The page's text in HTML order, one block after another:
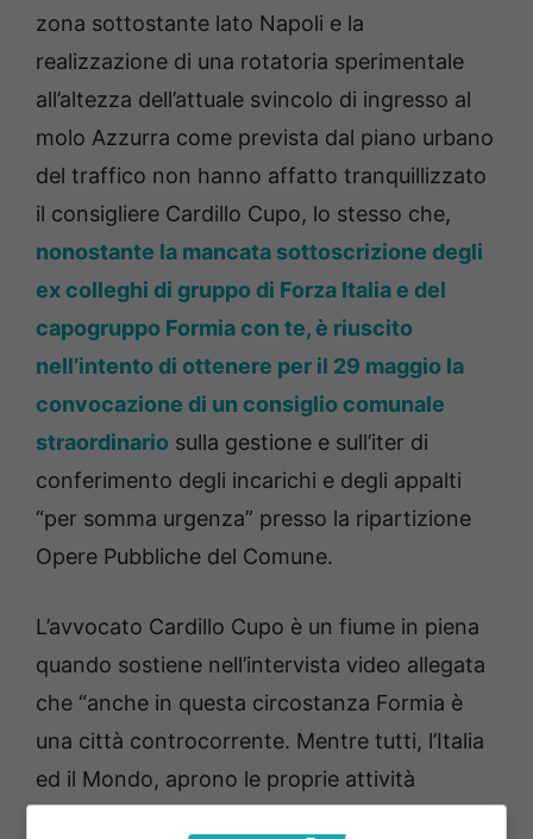
zona sottostante lato Napoli e la
realizzazione di una rotatoria sperimentale
all’altezza dell’attuale svincolo di ingresso al
molo Azzurra come prevista dal piano urbano
del traffico non hanno affatto tranquillizzato
il consigliere Cardillo Cupo, lo stesso che,
nonostante la mancata sottoscrizione degli
ex colleghi di gruppo di Forza Italia e del
capogruppo Formia con te, è riuscito
nell’intento di ottenere per il 29 maggio la
convocazione di un consiglio comunale
straordinario sulla gestione e sull’iter di
conferimento degli incarichi e degli appalti
“per somma urgenza” presso la ripartizione
Opere Pubbliche del Comune.
L’avvocato Cardillo Cupo è un fiume in piena
quando sostiene nell’intervista video allegata
che “anche in questa circostanza Formia è
una città controcorrente. Mentre tutti, l’Italia
ed il Mondo, aprono le proprie attività